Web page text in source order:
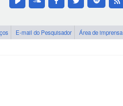
E-mail do Pesquisador Área de imprensa